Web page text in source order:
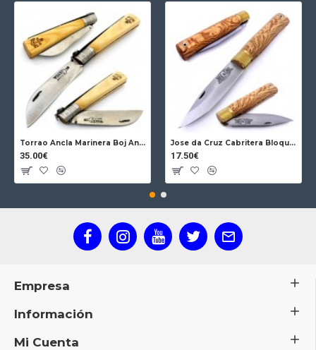
Torrao Ancla Marinera Boj Ancla Bloqueo
35.00€
Jose da Cruz Cabritera Bloqueo Encina Carbono
17.50€
Empresa
Información
Mi Cuenta